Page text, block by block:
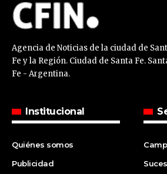
Agencia de Noticias de la ciudad de
Fe y la Región. Ciudad de Santa Fe.
Fe - Argentina.
Institucional
Quiénes somos
Publicidad